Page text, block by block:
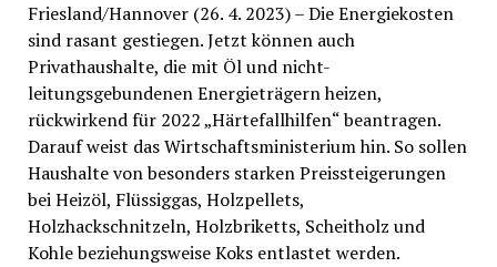
Friesland/Hannover (26. 4. 2023) – Die Energiekosten
sind rasant gestiegen. Jetzt können auch
Privathaushalte, die mit Öl und nicht-
leitungsgebundenen Energieträgern heizen,
rückwirkend für 2022 „Härtefallhilfen“ beantragen.
Darauf weist das Wirtschaftsministerium hin. So sollen
Haushalte von besonders starken Preissteigerungen
bei Heizöl, Flüssiggas, Holzpellets,
Holzhackschnitzeln, Holzbriketts, Scheitholz und
Kohle beziehungsweise Koks entlastet werden.